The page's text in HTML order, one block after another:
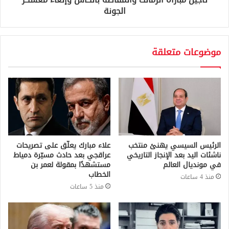
الجونة
موضوعات متعلقة
الرئيس السيسي يهنئ منتخب
ناشئات اليد بعد الإنجاز التاريخي
في مونديال العالم
منذ 4 ساعات
علاء مبارك يعلّق على تصريحات
عراقجي بعد حادث مسيّرة دمياط
مستشهدًا بمقولة لعمر بن
الخطاب
منذ 5 ساعات